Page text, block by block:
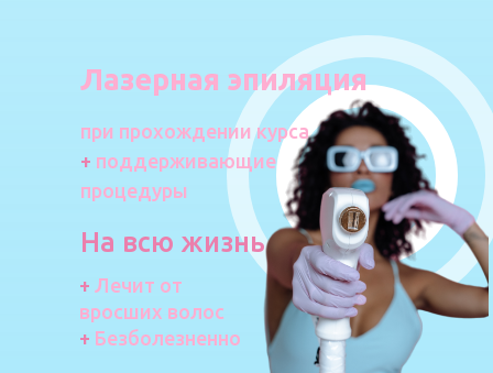
Лазерная эпиляция
На всю жизнь
при прохождении курса
+ поддерживающие
процедуры
+ Лечит от
вросших волос
+ Безболезненно